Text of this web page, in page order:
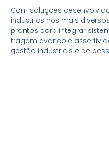
Com soluções
indústrias nos mais
prontos para integrar
tragam avanço e
gestão industriais e de